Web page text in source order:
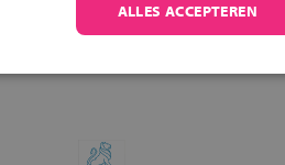
ALLES ACCEPTEREN